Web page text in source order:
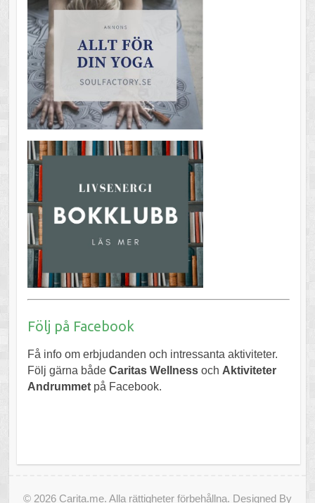
Följ på Facebook
Få info om erbjudanden och intressanta aktiviteter.
Följ gärna både Caritas Wellnessoch Aktiviteter
Andrummetpå Facebook.
© 2026 Carita.me. Alla rättigheter förbehållna. Designed By